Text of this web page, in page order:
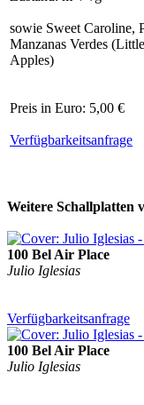
sowie Sweet Caroline,
Manzanas Verdes
Apples)
Preis in Euro: 5,00 €
Verfügbarkeitsanfrage
Weitere Schallplatten
100 Bel Air Place
Julio Iglesias
Verfügbarkeitsanfrage
100 Bel Air Place
Julio Iglesias